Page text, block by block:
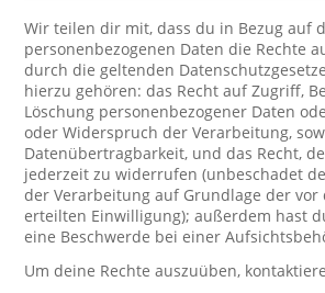
Wir teilen dir mit, dass du in Bezug auf
personenbezogenen Daten die Rechte
durch die geltenden
hierzu gehören: das Recht auf Zugriff,
Löschung personenbezogener Daten
oder Widerspruch der Verarbeitung,
Datenübertragbarkeit, und das Recht,
jederzeit zu widerrufen (unbeschadet
der Verarbeitung auf Grundlage der
erteilten Einwilligung); außerdem hast
eine Beschwerde bei einer
Um deine Rechte auszuüben,